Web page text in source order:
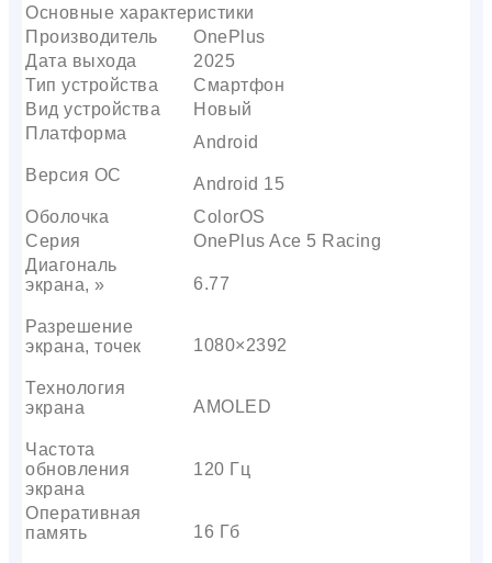
Основные характеристики
Производитель
OnePlus
Дата выхода
2025
Тип устройства
Смартфон
Вид устройства
Новый
Платформа
Android
Версия ОС
Android 15
Оболочка
ColorOS
Серия
OnePlus Ace 5 Racing
Диагональ
экрана, »
6.77
Разрешение
экрана, точек
1080×2392
Технология
экрана
AMOLED
Частота
обновления
экрана
120 Гц
Оперативная
память
16 Гб